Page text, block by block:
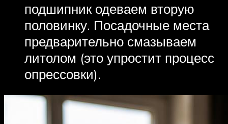
подшипник одеваем вторую
половинку. Посадочные места
предварительно смазываем
литолом (это упростит процесс
опрессовки).